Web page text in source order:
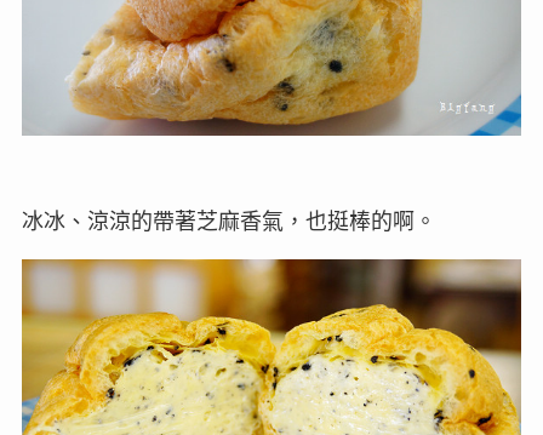
冰冰、涼涼的帶著芝麻香氣，也挺棒的啊。